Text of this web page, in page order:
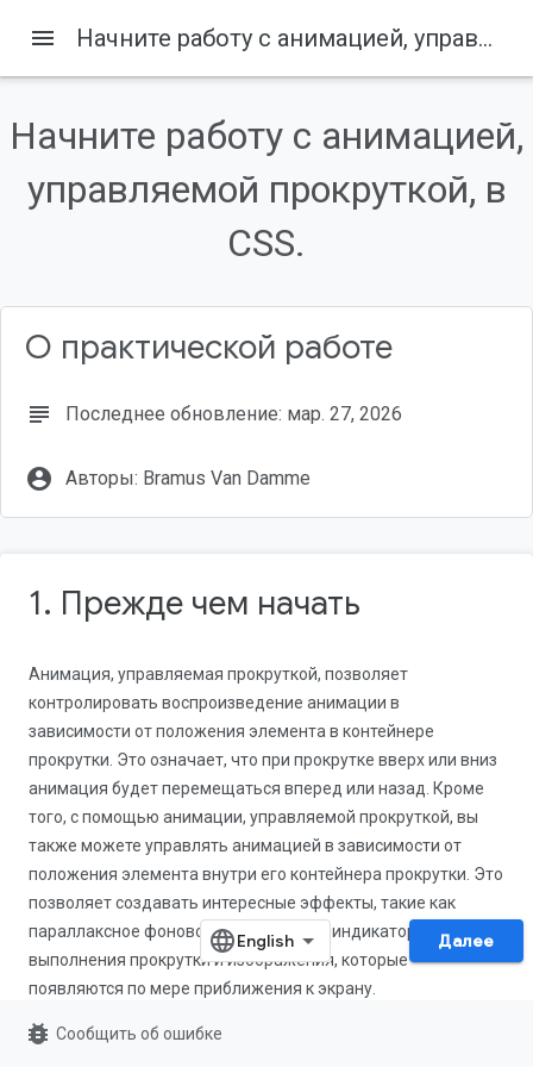
Содержание
Что вы узнаете
menu Начните работу с анимацией, управляемой прокруткой, в CSS.
Начните работу с анимацией,
управляемой прокруткой, в
CSS.
О практической работе
subject Последнее обновление: мар. 27, 2026
account_circle Авторы: Bramus Van Damme
1. Прежде чем начать
Анимация, управляемая прокруткой, позволяет
контролировать воспроизведение анимации в
зависимости от положения элемента в контейнере
прокрутки. Это означает, что при прокрутке вверх или вниз
анимация будет перемещаться вперед или назад. Кроме
того, с помощью анимации, управляемой прокруткой, вы
также можете управлять анимацией в зависимости от
положения элемента внутри его контейнера прокрутки. Это
позволяет создавать интересные эффекты, такие как
параллаксное фоновое изображение, индикаторы
выполнения прокрутки и изображения, которые
появляются по мере приближения к экрану.
В Chrome 115 появилась поддержка набора классов
Далее
bug_report Сообщить об ошибке